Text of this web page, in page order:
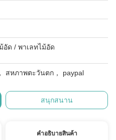
อัด / พาเลทไม้อัด
สหภาพตะวันตก， paypal
สนุกสนาน
คําอธิบายสินค้า